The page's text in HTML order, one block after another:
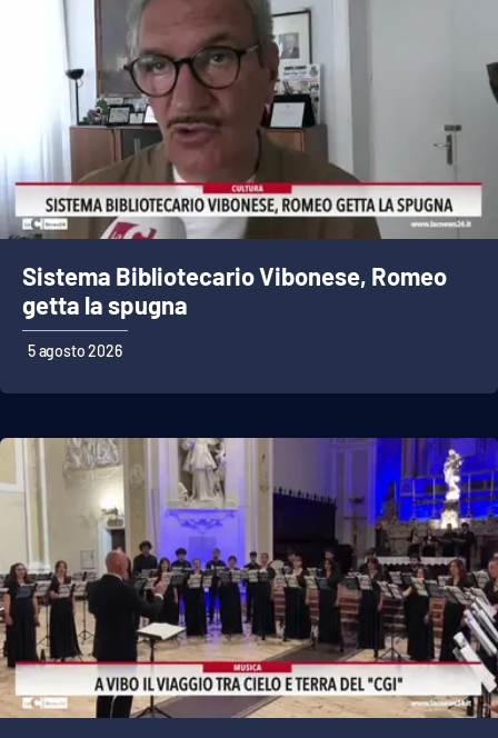
APP
Android
Apple
Sistema Bibliotecario Vibonese, Romeo
getta la spugna
5 agosto 2026